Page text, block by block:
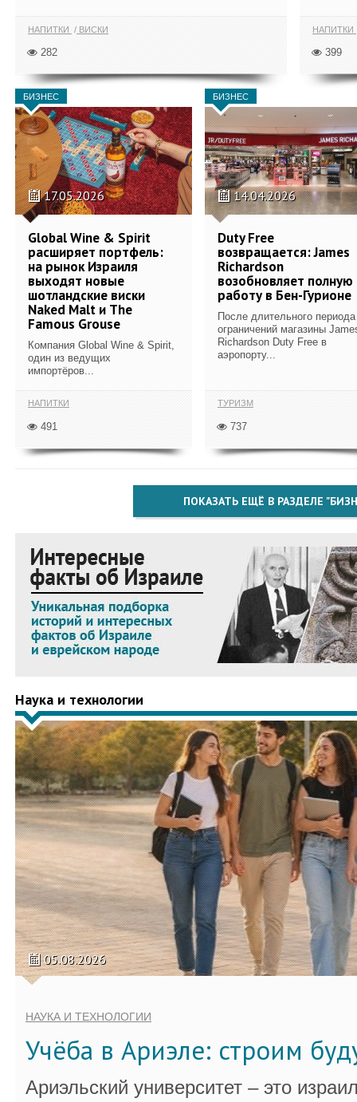
НАПИТКИ ВИСКИ
282
НАПИТКИ
399
БИЗНЕС
17.05.2026
Global Wine & Spirit
расширяет портфель:
на рынок Израиля
выходят новые
шотландские виски
Naked Malt и The
Famous Grouse
Компания Global Wine & Spirit,
один из ведущих
импортёров...
НАПИТКИ
491
БИЗНЕС
14.04.2026
Duty Free
возвращается: James
Richardson
возобновляет полную
работу в Бен-Гурионе
После длительного периода
ограничений магазины
Richardson Duty Free в
аэропорту...
ТУРИЗМ
737
ПОКАЗАТЬ ЕЩЁ В РАЗДЕЛЕ
Наука и технологии
05.08.2026
НАУКА И ТЕХНОЛОГИИ
Учёба в Ариэле: строим
Ариэльский университет – это